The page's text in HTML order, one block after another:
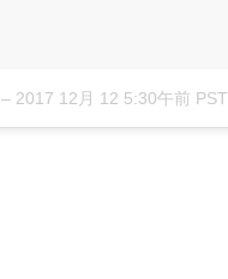
– 2017 12月 12 5:30午前